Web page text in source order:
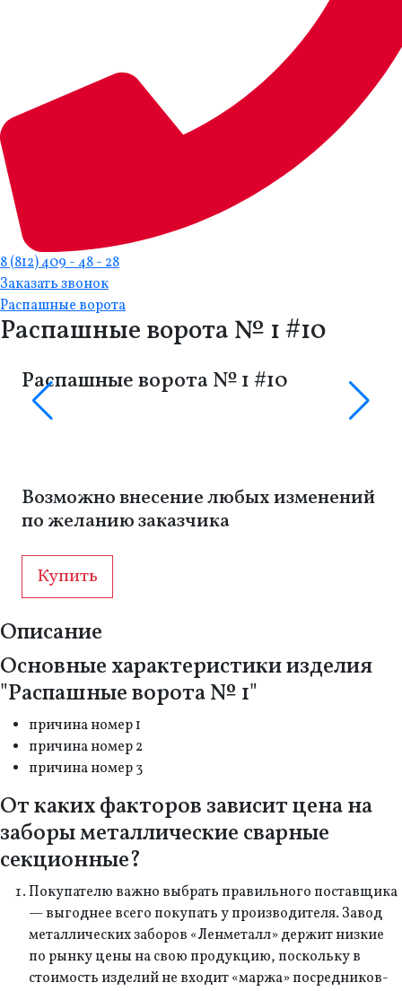
8 (812) 409 - 48 - 28
Заказать звонок
Распашные ворота
Распашные ворота № 1 #10
Распашные ворота № 1 #10
Возможно внесение любых изменений
по желанию заказчика
Купить
Описание
Основные характеристики изделия
"Распашные ворота № 1"
причина номер 1
причина номер 2
причина номер 3
От каких факторов зависит цена на
заборы металлические сварные
секционные?
Покупателю важно выбрать правильного поставщика
— выгоднее всего покупать у производителя. Завод
металлических заборов «Ленметалл» держит низкие
по рынку цены на свою продукцию, поскольку в
стоимость изделий не входит «маржа» посредников-